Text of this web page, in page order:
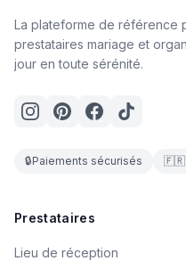
La plateforme de référence
prestataires mariage et
jour en toute sérénité.
🔒Paiements sécurisés 🇫🇷
Prestataires
Lieu de réception